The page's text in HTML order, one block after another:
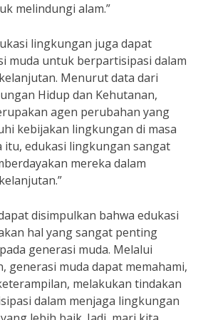
melindungi alam.”
lingkungan juga dapat
muda untuk berpartisipasi dalam
Menurut data dari
Hidup dan Kehutanan,
agen perubahan yang
kebijakan lingkungan di masa
itu, edukasi lingkungan sangat
mereka dalam
disimpulkan bahwa edukasi
hal yang sangat penting
generasi muda. Melalui
generasi muda dapat memahami,
melakukan tindakan
dalam menjaga lingkungan